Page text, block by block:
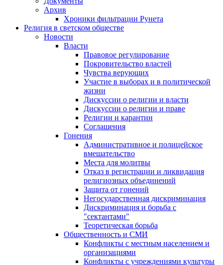
Архив
Хроники фильтрации Рунета
Религия в светском обществе
Новости
Власти
Правовое регулирование
Покровительство властей
Чувства верующих
Участие в выборах и в политической
жизни
Дискуссии о религии и власти
Дискуссии о религии и праве
Религии и карантин
Соглашения
Гонения
Административное и полицейское
вмешательство
Места для молитвы
Отказ в регистрации и ликвидация
религиозных объединений
Защита от гонений
Негосударственная дискриминация
Дискриминация и борьба с
"сектантами"
Теоретическая борьба
Общественность и СМИ
Конфликты с местным населением и
организациями
Конфликты с учреждениями культуры